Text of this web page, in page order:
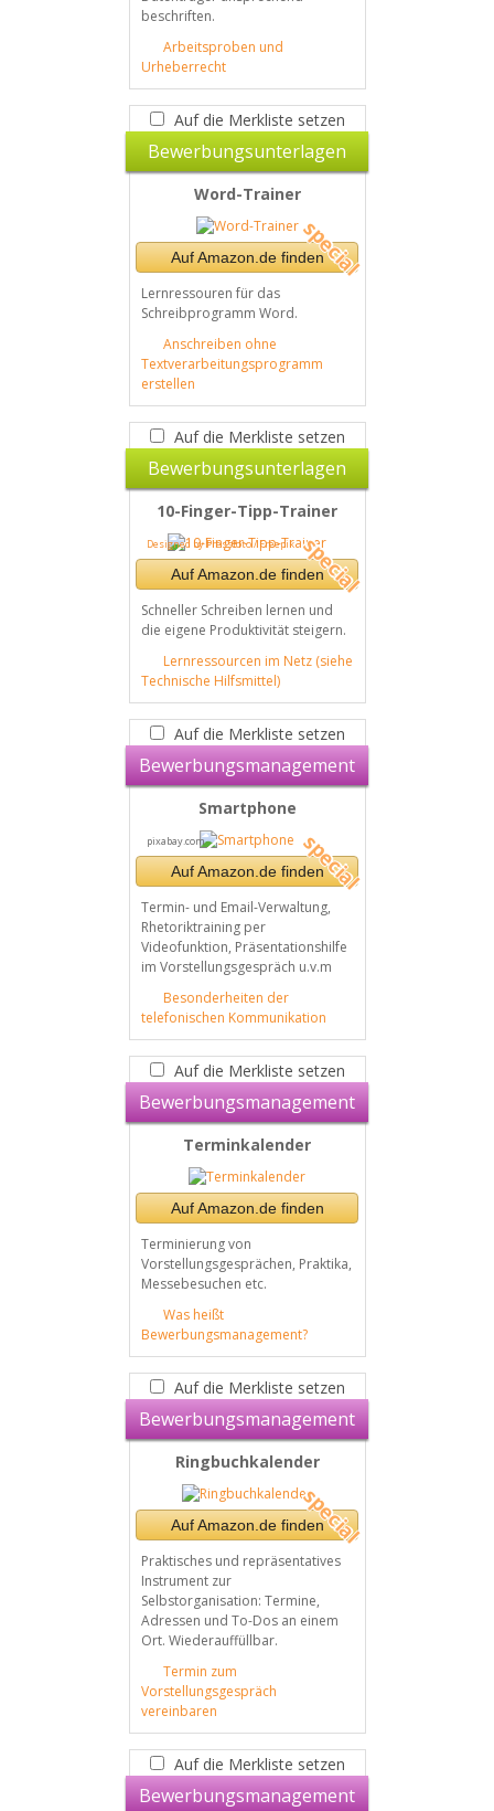
beschriften.
Arbeitsproben und
Urheberrecht
Auf die Merkliste setzen
Bewerbungsunterlagen
Word-Trainer
Auf Amazon.de finden
Lernressouren für das
Schreibprogramm Word.
Anschreiben ohne
Textverarbeitungsprogramm
erstellen
Auf die Merkliste setzen
Bewerbungsunterlagen
10-Finger-Tipp-Trainer
Designed by Pressfoto / Freepik
Auf Amazon.de finden
Schneller Schreiben lernen und
die eigene Produktivität steigern.
Lernressourcen im Netz (siehe
Technische Hilfsmittel)
Auf die Merkliste setzen
Bewerbungsmanagement
Smartphone
pixabay.com
Auf Amazon.de finden
Termin- und Email-Verwaltung,
Rhetoriktraining per
Videofunktion, Präsentationshilfe
im Vorstellungsgespräch u.v.m
Besonderheiten der
telefonischen Kommunikation
Auf die Merkliste setzen
Bewerbungsmanagement
Terminkalender
Auf Amazon.de finden
Terminierung von
Vorstellungsgesprächen, Praktika,
Messebesuchen etc.
Was heißt
Bewerbungsmanagement?
Auf die Merkliste setzen
Bewerbungsmanagement
Ringbuchkalender
Auf Amazon.de finden
Praktisches und repräsentatives
Instrument zur
Selbstorganisation: Termine,
Adressen und To-Dos an einem
Ort. Wiederauffüllbar.
Termin zum
Vorstellungsgespräch
vereinbaren
Auf die Merkliste setzen
Bewerbungsmanagement